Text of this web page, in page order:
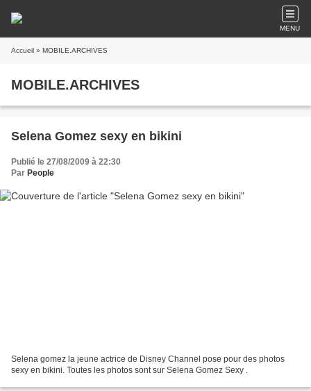
MENU
Accueil » MOBILE.ARCHIVES
MOBILE.ARCHIVES
Selena Gomez sexy en bikini
Publié le 27/08/2009 à 22:30
Par People
Selena gomez la jeune actrice de Disney Channel pose pour des photos
sexy en bikini. Toutes les photos sont sur Selena Gomez Sexy .